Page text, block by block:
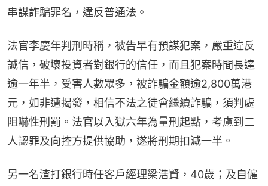
串謀詐騙罪名，違反普通法。
法官李慶年判刑時稱，被告早有預謀犯案，嚴重違反
誠信，破壞投資者對銀行的信任，而且犯案時間長達
逾一年半，受害人數眾多，被詐騙金額逾2,800萬港
元，如非遭揭發，相信不法之徒會繼續詐騙，須判處
阻嚇性刑罰。法官以入獄六年為量刑起點，考慮到二
人認罪及向控方提供協助，遂將刑期扣減一半。
另一名渣打銀行時任客戶經理梁浩賢，40歲；及自僱